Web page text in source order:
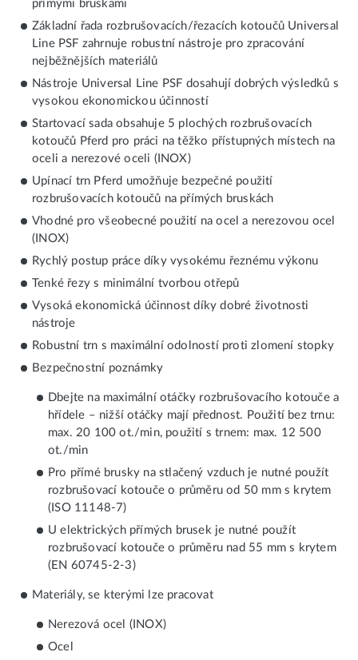
přímými bruskami
Základní řada rozbrušovacích/řezacích kotoučů Universal
Line PSF zahrnuje robustní nástroje pro zpracování
nejběžnějších materiálů
Nástroje Universal Line PSF dosahují dobrých výsledků s
vysokou ekonomickou účinností
Startovací sada obsahuje 5 plochých rozbrušovacích
kotoučů Pferd pro práci na těžko přístupných místech na
oceli a nerezové oceli (INOX)
Upínací trn Pferd umožňuje bezpečné použití
rozbrušovacích kotoučů na přímých bruskách
Vhodné pro všeobecné použití na ocel a nerezovou ocel
(INOX)
Rychlý postup práce díky vysokému řeznému výkonu
Tenké řezy s minimální tvorbou otřepů
Vysoká ekonomická účinnost díky dobré životnosti
nástroje
Robustní trn s maximální odolností proti zlomení stopky
Bezpečnostní poznámky
Dbejte na maximální otáčky rozbrušovacího kotouče a
hřídele – nižší otáčky mají přednost. Použití bez trnu:
max. 20 100 ot./min, použití s trnem: max. 12 500
ot./min
Pro přímé brusky na stlačený vzduch je nutné použít
rozbrušovací kotouče o průměru od 50 mm s krytem
(ISO 11148-7)
U elektrických přímých brusek je nutné použít
rozbrušovací kotouče o průměru nad 55 mm s krytem
(EN 60745-2-3)
Materiály, se kterými lze pracovat
Nerezová ocel (INOX)
Ocel